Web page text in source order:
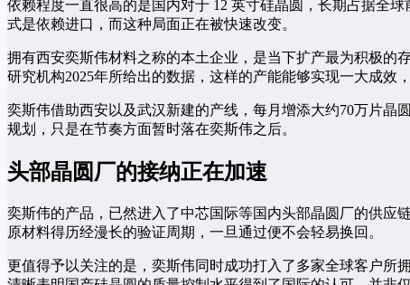
依赖程度一直很高的是国内对于 12 英寸硅晶圆，长期占据全
式是依赖进口，而这种局面正在被快速改变。
拥有西安奕斯伟材料之称的本土企业，是当下扩产最为积极的
研究机构2025年所给出的数据，这样的产能能够实现一大成效
奕斯伟借助西安以及武汉新建的产线，每月增添大约70万片
规划，只是在节奏方面暂时落在奕斯伟之后。
头部晶圆厂的接纳正在加速
奕斯伟的产品，已然进入了中芯国际等国内头部晶圆厂的供应
原材料得历经漫长的验证周期，一旦通过便不会轻易换回。
更值得予以关注的是，奕斯伟同时成功打入了多家全球客户所